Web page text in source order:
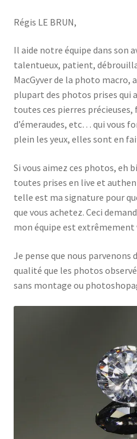
Régis LE BRUN,
Il aide notre équipe dans son
talentueux, patient,
MacGyver de la photo macro,
plupart des photos prises qui
toutes ces pierres
d’émeraudes, etc… qui vous
plein les yeux, elles sont en
Si vous aimez ces photos, eh
toutes prises en live et
telle est ma signature pour
que vous achetez. Ceci
mon équipe est
Je pense que nous parvenons
qualité que les photos
sans montage ou